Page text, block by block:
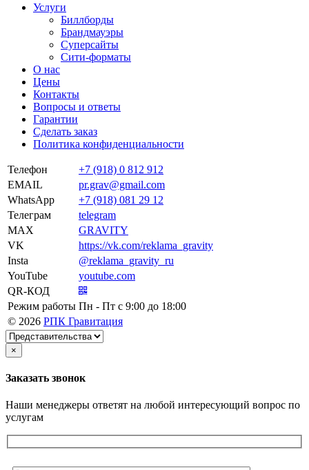
Услуги
Биллборды
Брандмауэры
Суперсайты
Сити-форматы
О нас
Цены
Контакты
Вопросы и ответы
Гарантии
Сделать заказ
Политика конфиденциальности
Телефон
+7 (918) 0 812 912
EMAIL
pr.grav@gmail.com
WhatsApp
+7 (918) 081 29 12
Телеграм
telegram
MAX
GRAVITY
VK
https://vk.com/reklama_gravity
Insta
@reklama_gravity_ru
YouTube
youtube.com
QR-КОД
Режим работы Пн - Пт c 9:00 до 18:00
© 2026 РПК Гравитация
×
Заказать звонок
Наши менеджеры ответят на любой интересующий вопрос по
услугам